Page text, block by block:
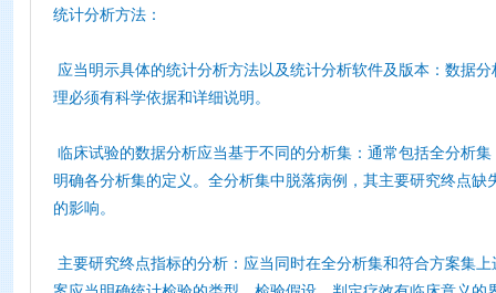
统计分析方法：
应当明示具体的统计分析方法以及统计分析软件及版本：数据
理必须有科学依据和详细说明。
临床试验的数据分析应当基于不同的分析集：通常包括全分析
明确各分析集的定义。全分析集中脱落病例，其主要研究终点
的影响。
主要研究终点指标的分析：应当同时在全分析集和符合方案集